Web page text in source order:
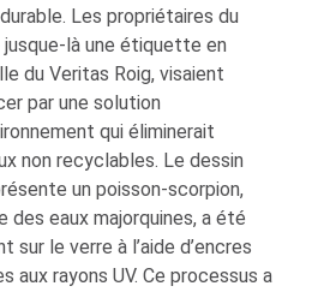
Les propriétaires du
jusque-là une étiquette en
du Veritas Roig, visaient
par une solution
qui éliminerait
non recyclables. Le dessin
un poisson-scorpion,
des eaux majorquines, a été
sur le verre à l’aide d’encres
aux rayons UV. Ce processus a